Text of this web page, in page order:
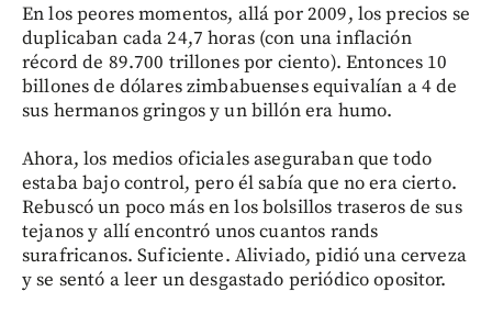
En los peores momentos, allá por 2009, los precios se
duplicaban cada 24,7 horas (con una inflación
récord de 89.700 trillones por ciento). Entonces 10
billones de dólares zimbabuenses equivalían a 4 de
sus hermanos gringos y un billón era humo.
Ahora, los medios oficiales aseguraban que todo
estaba bajo control, pero él sabía que no era cierto.
Rebuscó un poco más en los bolsillos traseros de sus
tejanos y allí encontró unos cuantos rands
surafricanos. Suficiente. Aliviado, pidió una cerveza
y se sentó a leer un desgastado periódico opositor.